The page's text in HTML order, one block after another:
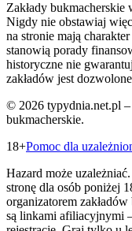
Zakłady
Nigdy nie obstawiaj
na stronie mają
stanowią porady
historyczne nie
zakładów jest
© 2026 typydnia.net.pl
bukmacherskie.
18+Pomoc dla
Hazard może
stronę dla osób poniżej
organizatorem
są linkami afiliacyjnymi